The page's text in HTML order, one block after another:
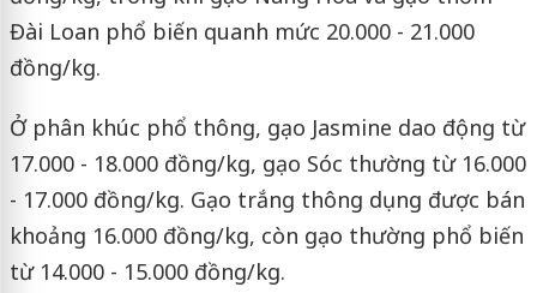
Đài Loan phổ biến quanh mức 20.000 - 21.000
đồng/kg.
Ở phân khúc phổ thông, gạo Jasmine dao động từ
17.000 - 18.000 đồng/kg, gạo Sóc thường từ 16.000
- 17.000 đồng/kg. Gạo trắng thông dụng được bán
khoảng 16.000 đồng/kg, còn gạo thường phổ biến
từ 14.000 - 15.000 đồng/kg.